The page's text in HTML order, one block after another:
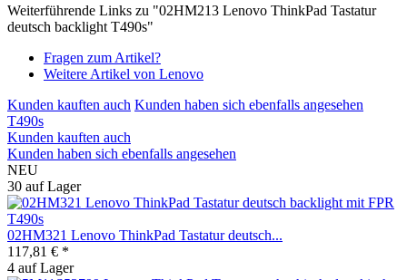
Weiterführende Links zu "02HM213 Lenovo ThinkPad Tastatur
deutsch backlight T490s"
Fragen zum Artikel?
Weitere Artikel von Lenovo
Kunden kauften auch Kunden haben sich ebenfalls angesehen
T490s
Kunden kauften auch
Kunden haben sich ebenfalls angesehen
NEU
30 auf Lager
02HM321 Lenovo ThinkPad Tastatur deutsch...
117,81 € *
4 auf Lager